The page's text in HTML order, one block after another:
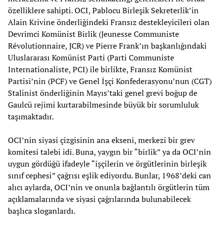
özelliklere sahipti. OCI, Pablocu Birleşik Sekreterlik’in
Alain Krivine önderliğindeki Fransız destekleyicileri olan
Devrimci Komünist Birlik (Jeunesse Communiste
Révolutionnaire, JCR) ve Pierre Frank’ın başkanlığındaki
Uluslararası Komünist Parti (Parti Communiste
Internationaliste, PCI) ile birlikte, Fransız Komünist
Partisi’nin (PCF) ve Genel İşçi Konfederasyonu’nun (CGT)
Stalinist önderliğinin Mayıs’taki genel grevi boğup de
Gaulcü rejimi kurtarabilmesinde büyük bir sorumluluk
taşımaktadır.
OCI’nin siyasi çizgisinin ana ekseni, merkezi bir grev
komitesi talebi idi. Buna, yaygın bir “birlik” ya da OCI’nin
uygun gördüğü ifadeyle “işçilerin ve örgütlerinin birleşik
sınıf cephesi” çağrısı eşlik ediyordu. Bunlar, 1968’deki can
alıcı aylarda, OCI’nin ve onunla bağlantılı örgütlerin tüm
açıklamalarında ve siyasi çağrılarında bulunabilecek
başlıca sloganlardı.